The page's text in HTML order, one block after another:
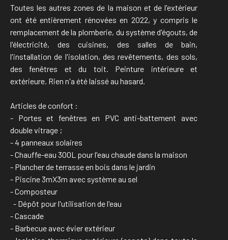
Toutes les autres zones de la maison et de l'extérieur
ont été entièrement rénovées en 2022, y compris le
remplacement de la plomberie, du système d'égouts, de
l'électricité, des cuisines, des salles de bain,
l'installation de l'isolation, des revêtements, des sols,
des fenêtres et du toit. Peinture intérieure et
extérieure. Rien n'a été laissé au hasard.
Articles de confort :
- Portes et fenêtres en PVC anti-battement avec
double vitrage ;
- 4 panneaux solaires
- Chauffe-eau 300L pour l'eau chaude dans la maison
- Plancher de terrasse en bois dans le jardin
- Piscine 3mX3m avec système au sel
- Composteur
- Dépôt pour l'utilisation de l'eau
- Cascade
- Barbecue avec évier extérieur